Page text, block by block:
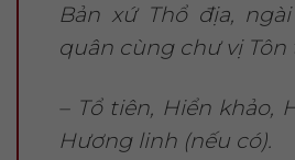
Bản xứ Thổ địa,
quân cùng chư vị Tôn
– Tổ tiên, Hiển khảo,
Hương linh (nếu có).